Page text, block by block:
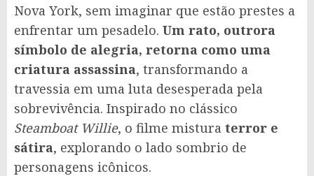
Nova York, sem imaginar que estão prestes a
enfrentar um pesadelo. Um rato, outrora
símbolo de alegria, retorna como uma
criatura assassina, transformando a
travessia em uma luta desesperada pela
sobrevivência. Inspirado no clássico
Steamboat Willie, o filme mistura terror e
sátira, explorando o lado sombrio de
personagens icônicos.